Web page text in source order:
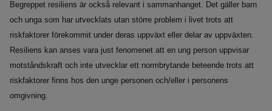
Begreppet resiliens är också relevant i sammanhanget. Det gäller barn
och unga som har utvecklats utan större problem i livet trots att
riskfaktorer förekommit under deras uppväxt eller delar av uppväxten.
Resiliens kan anses vara just fenomenet att en ung person uppvisar
motståndskraft och inte utvecklar ett normbrytande beteende trots att
riskfaktorer finns hos den unge personen och/eller i personens
omgivning.